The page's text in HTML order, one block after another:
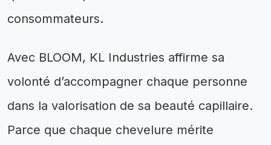
consommateurs.
Avec BLOOM, KL Industries affirme sa
volonté d’accompagner chaque personne
dans la valorisation de sa beauté capillaire.
Parce que chaque chevelure mérite